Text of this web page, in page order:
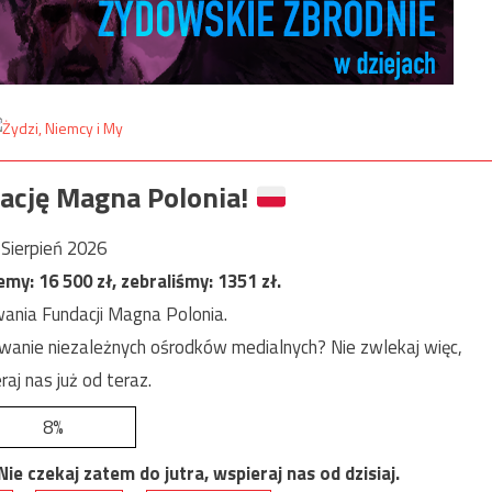
Magna Polonia!
Sierpień 2026
16 500zł, zebraliśmy:1351 zł.
Fundacji Magna Polonia.
niezależnych ośrodków medialnych? Nie zwlekaj więc,
nas już od teraz.
8%
czekaj zatem do jutra, wspieraj nas od dzisiaj.